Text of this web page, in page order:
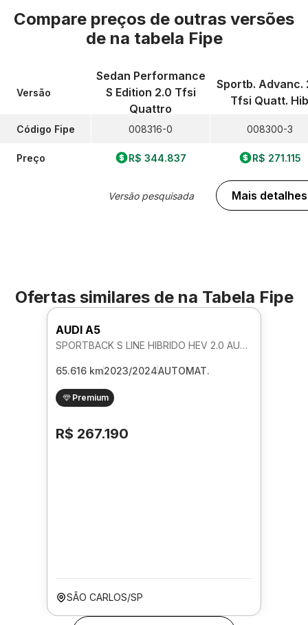
Compare preços de outras versões
de na tabela Fipe
Versão
Código Fipe
Preço
Sedan Performance
S Edition 2.0 Tfsi
Quattro
008316-0
R$ 344.837
Versão pesquisada
Sportb. Advanc.
Tfsi Quatt. Hib
008300-3
R$ 271.115
Mais detalhes
Ofertas similares de na Tabela Fipe
AUDI A5
SPORTBACK S LINE HIBRIDO HEV 2.0 AUTOMATICO
65.616 km2023/2024AUTOMAT.
Premium
R$ 267.190
SÃO CARLOS/SP